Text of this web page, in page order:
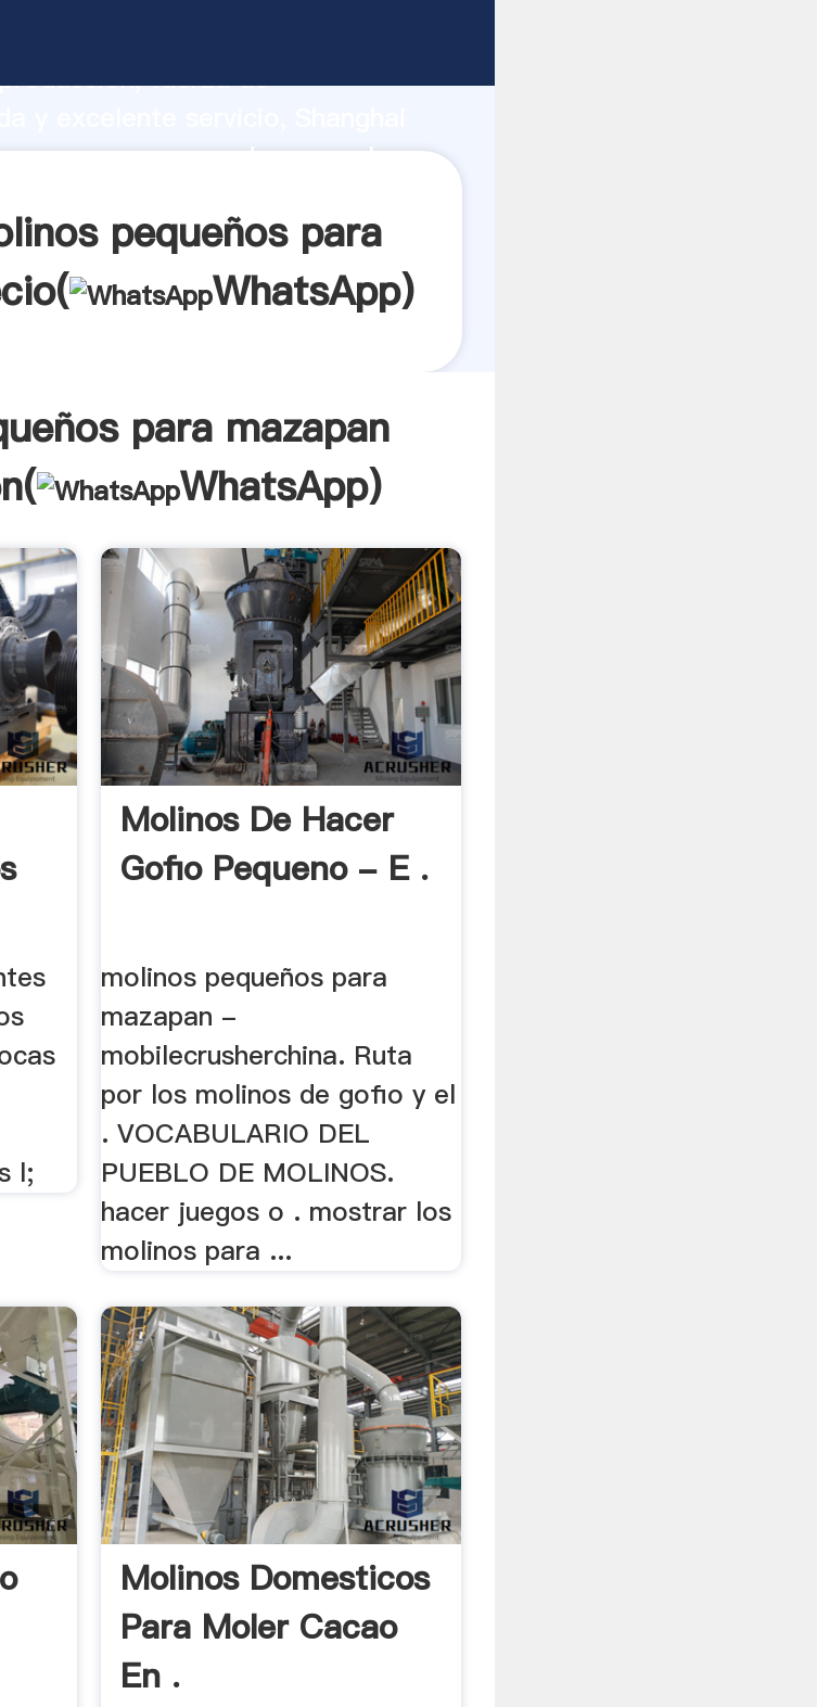
fuerza de
mazapan proveedor crea el
pequeños para
WhatsApp)
para mazapan
WhatsApp)
l;
Molinos De Hacer
Gofio Pequeno - E .
molinos pequeños para
mazapan -
mobilecrusherchina. Ruta
por los molinos de gofio y el
. VOCABULARIO DEL
PUEBLO DE MOLINOS.
hacer juegos o . mostrar los
molinos para ...
Molinos Domesticos
Para Moler Cacao
En .